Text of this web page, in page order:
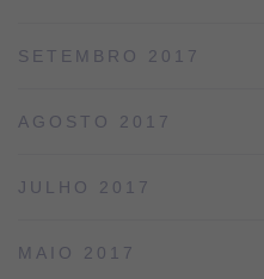
SETEMBRO 2017
AGOSTO 2017
JULHO 2017
MAIO 2017